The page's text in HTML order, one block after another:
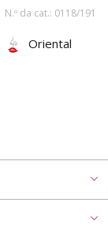
N.º da cat.: 0118/191
Oriental